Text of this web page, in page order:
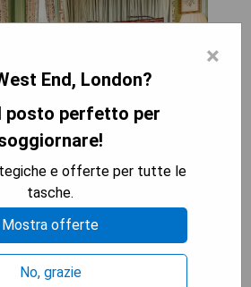
si trova a Knightsbridge,
su Hyde Park. Dispone di
climatizzate e offre un servizio
WiFi gratuito e un
Inoltre, gli ospiti di questo hotel
al The Lanesborough,
×
End, London?
posto perfetto per
e offerte per tutte le
tasche.
Mostra offerte
No, grazie